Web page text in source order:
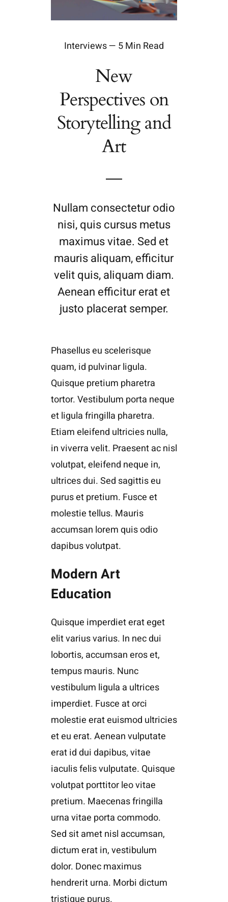
Interviews — 5 Min Read
New
Perspectives on
Storytelling and
Art
Nullam consectetur odio
nisi, quis cursus metus
maximus vitae. Sed et
mauris aliquam, efficitur
velit quis, aliquam diam.
Aenean efficitur erat et
justo placerat semper.
Phasellus eu scelerisque
quam, id pulvinar ligula.
Quisque pretium pharetra
tortor. Vestibulum porta neque
et ligula fringilla pharetra.
Etiam eleifend ultricies nulla,
in viverra velit. Praesent ac nisl
volutpat, eleifend neque in,
ultrices dui. Sed sagittis eu
purus et pretium. Fusce et
molestie tellus. Mauris
accumsan lorem quis odio
dapibus volutpat.
Modern Art
Education
Quisque imperdiet erat eget
elit varius varius. In nec dui
lobortis, accumsan eros et,
tempus mauris. Nunc
vestibulum ligula a ultrices
imperdiet. Fusce at orci
molestie erat euismod ultricies
et eu erat. Aenean vulputate
erat id dui dapibus, vitae
iaculis felis vulputate. Quisque
volutpat porttitor leo vitae
pretium. Maecenas fringilla
urna vitae porta commodo.
Sed sit amet nisl accumsan,
dictum erat in, vestibulum
dolor. Donec maximus
hendrerit urna. Morbi dictum
tristique purus.